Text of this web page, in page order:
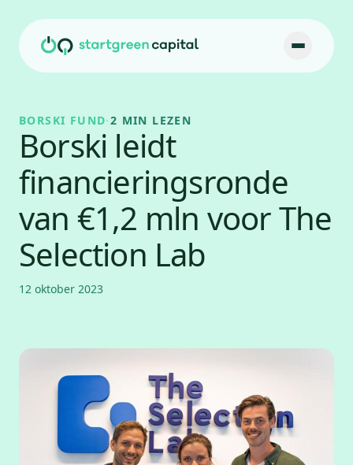
BORSKI FUND·2 MIN LEZEN
Borski leidt
financieringsronde
van €1,2 mln voor The
Selection Lab
12 oktober 2023